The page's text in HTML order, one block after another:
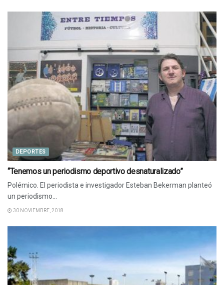
DEPORTES
“Tenemos un periodismo deportivo desnaturalizado”
Polémico. El periodista e investigador Esteban Bekerman planteó
un periodismo...
30 NOVIEMBRE, 2018